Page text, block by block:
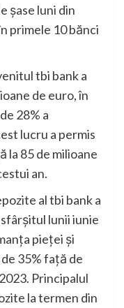
șase luni din
primele 10 bănci
tbi bank a
de euro, în
28% a
lucru a permis
la 85 de milioane
an.
al tbi bank a
sfârșitul lunii iunie
pieței și
35% față de
Principalul
la termen din